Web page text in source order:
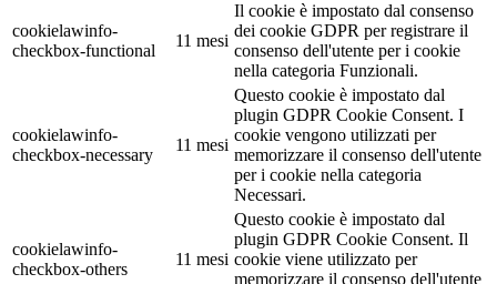
cookielawinfo-
checkbox-functional
11 mesi
Il cookie è impostato dal consenso
dei cookie GDPR per registrare il
consenso dell'utente per i cookie
nella categoria Funzionali.
cookielawinfo-
checkbox-necessary
11 mesi
Questo cookie è impostato dal
plugin GDPR Cookie Consent. I
cookie vengono utilizzati per
memorizzare il consenso dell'utente
per i cookie nella categoria
Necessari.
cookielawinfo-
checkbox-others
11 mesi
Questo cookie è impostato dal
plugin GDPR Cookie Consent. Il
cookie viene utilizzato per
memorizzare il consenso dell'utente